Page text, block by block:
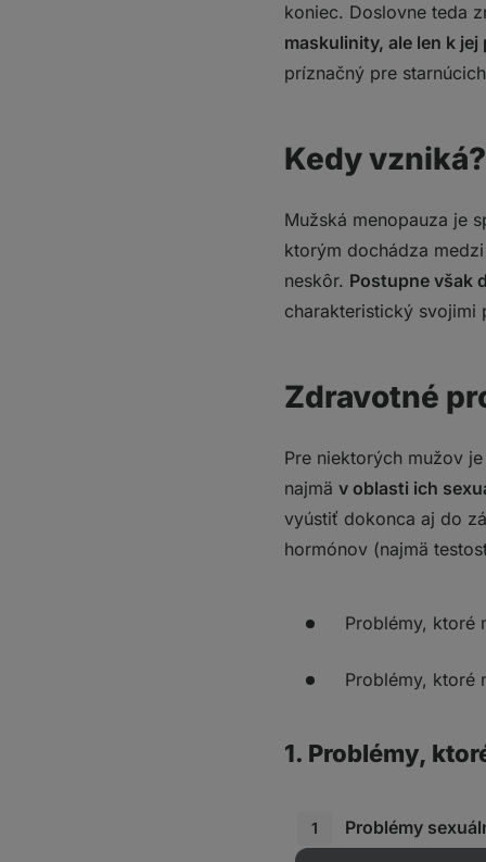
koniec. Doslovne teda
maskulinity, ale len k jej
príznačný pre
Kedy vzniká?
Mužská menopauza je
ktorým dochádza
neskôr. Postupne však
charakteristický svojimi
Zdravotné
Pre niektorých mužov
najmä v oblasti ich
vyústiť dokonca aj do
hormónov (najmä
Problémy, ktoré
Problémy, ktoré
1. Problémy,
Problémy